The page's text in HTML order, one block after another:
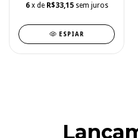
6 x de R$33,15 sem juros
ESPIAR